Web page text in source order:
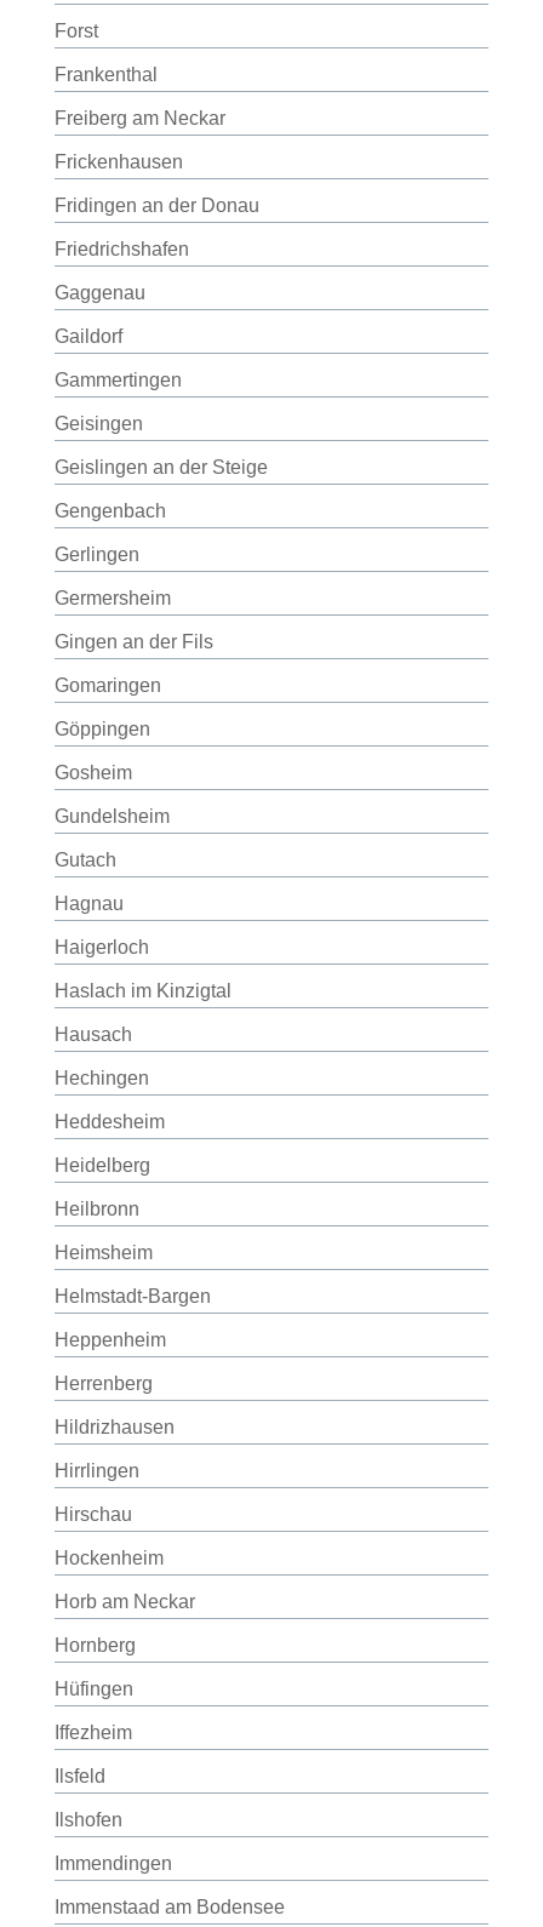
Forst
Frankenthal
Freiberg am Neckar
Frickenhausen
Fridingen an der Donau
Friedrichshafen
Gaggenau
Gaildorf
Gammertingen
Geisingen
Geislingen an der Steige
Gengenbach
Gerlingen
Germersheim
Gingen an der Fils
Gomaringen
Göppingen
Gosheim
Gundelsheim
Gutach
Hagnau
Haigerloch
Haslach im Kinzigtal
Hausach
Hechingen
Heddesheim
Heidelberg
Heilbronn
Heimsheim
Helmstadt-Bargen
Heppenheim
Herrenberg
Hildrizhausen
Hirrlingen
Hirschau
Hockenheim
Horb am Neckar
Hornberg
Hüfingen
Iffezheim
Ilsfeld
Ilshofen
Immendingen
Immenstaad am Bodensee